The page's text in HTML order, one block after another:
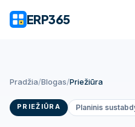
ERP365
Pradžia/Blogas/Priežiūra
PRIEŽIŪRA Planinis